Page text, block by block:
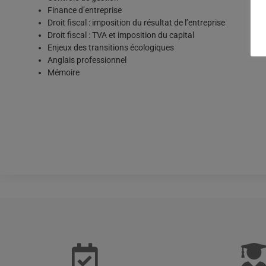
Finance d’entreprise
Droit fiscal : imposition du résultat de l’entreprise
Droit fiscal : TVA et imposition du capital
Enjeux des transitions écologiques
Anglais professionnel
Mémoire